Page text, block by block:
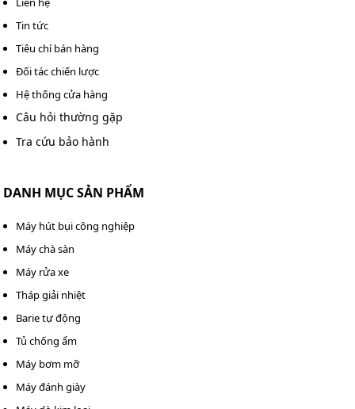
theo số
Tin tức
Tiêu chí bán hàng
Đối tác chiến lược
Hệ thống cửa hàng
Câu hỏi thường gặp
Tra cứu bảo hành
DANH MỤC SẢN PHẨM
Máy hút bụi công nghiệp
Máy chà sàn
Máy rửa xe
Tháp giải nhiệt
Barie tự động
Tủ chống ẩm
Máy bơm mỡ
Máy đánh giày